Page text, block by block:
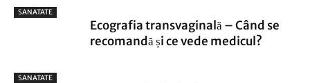
SANATATE
Ecografia transvaginală – Când se
recomandă și ce vede medicul?
SANATATE